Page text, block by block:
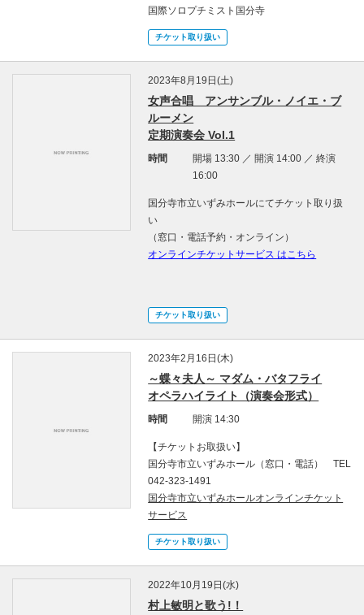
国際ソロプチミスト国分寺
チケット取り扱い
2023年8月19日(土)
女声合唱 アンサンブル・ノイエ・ブ
ルーメン
定期演奏会 Vol.1
時間
開場 13:30 ／ 開演 14:00 ／ 終演
16:00
国分寺市立いずみホールにてチケット取り扱
い
（窓口・電話予約・オンライン）
オンラインチケットサービス はこちら
チケット取り扱い
2023年2月16日(木)
～蝶々夫人～ マダム・バタフライ
オペラハイライト（演奏会形式）
時間 開演 14:30
【チケットお取扱い】
国分寺市立いずみホール（窓口・電話） TEL
042-323-1491
国分寺市立いずみホールオンラインチケット
サービス
チケット取り扱い
2022年10月19日(水)
村上敏明と歌う!！